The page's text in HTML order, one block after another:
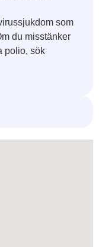
som
du misstänker
polio, sök